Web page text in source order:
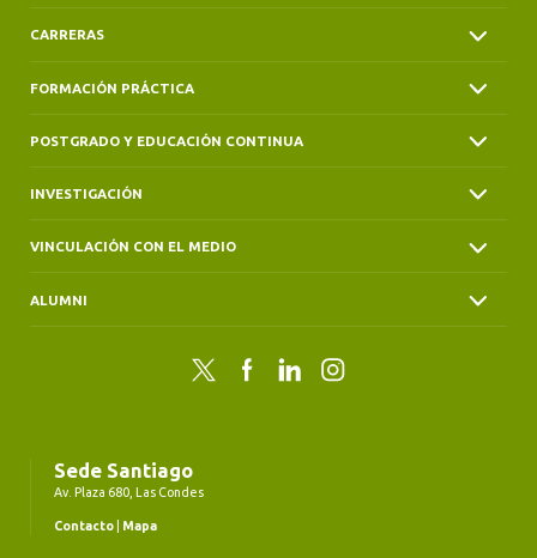
CARRERAS
FORMACIÓN PRÁCTICA
POSTGRADO Y EDUCACIÓN CONTINUA
INVESTIGACIÓN
VINCULACIÓN CON EL MEDIO
ALUMNI
Twitter FacebookLinkedInInstagram
Sede Santiago
Av. Plaza 680, Las Condes
Contacto Mapa